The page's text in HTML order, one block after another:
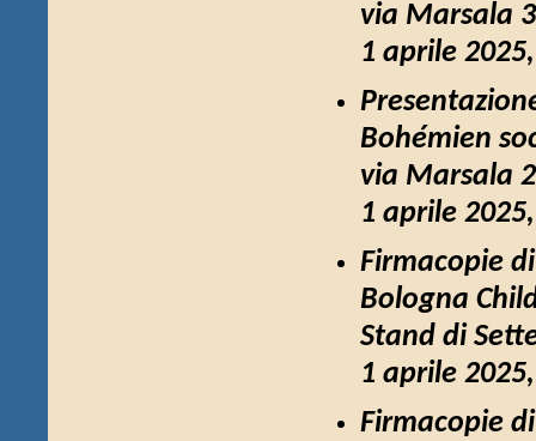
via Marsala
1 aprile
Bohémien
via Marsala
1 aprile
Firmacopie
Bologna
Stand di
1 aprile
Firmacopie